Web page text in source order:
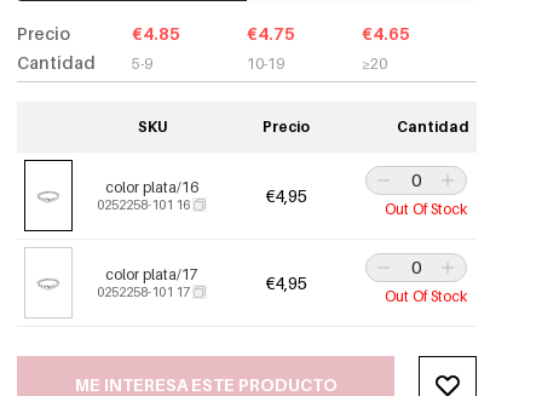
Precio
Cantidad
€4.85
5-9
€4.75
10-19
€4.65
≥20
SKU Precio Cantidad
color plata/16
0252258-101 16 €4,95
Out Of Stock
color plata/17
0252258-101 17 €4,95
Out Of Stock
ME INTERESA ESTE PRODUCTO